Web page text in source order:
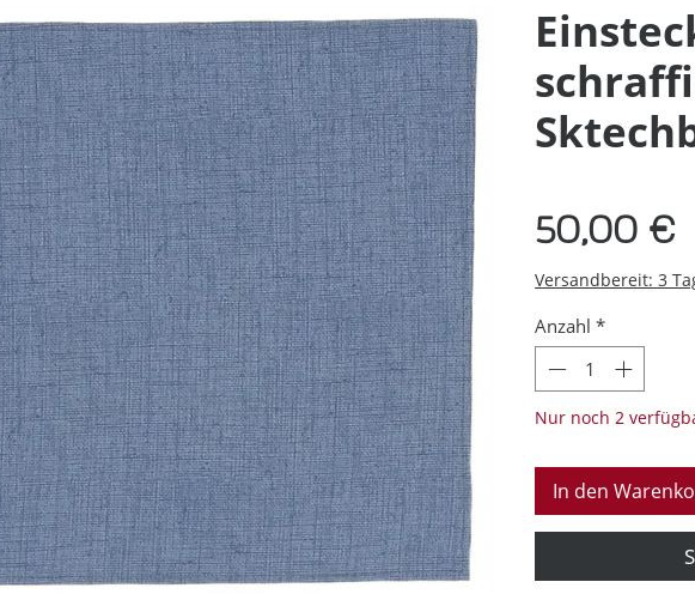
50,00 €
Versandbereit: 3
Anzahl *
Nur noch 2
In den